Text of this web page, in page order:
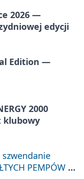
2026 —
edycji
Edition —
2000
klubowy
szwendanie
PEMPÓW z